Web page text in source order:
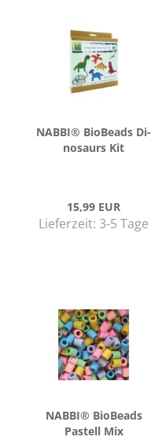
NABBI® Bio­Beads Di­
no­saurs Kit
15,99 EUR
Lieferzeit: 3-5 Tage
NABBI® Bio­Beads
Pas­tell Mix